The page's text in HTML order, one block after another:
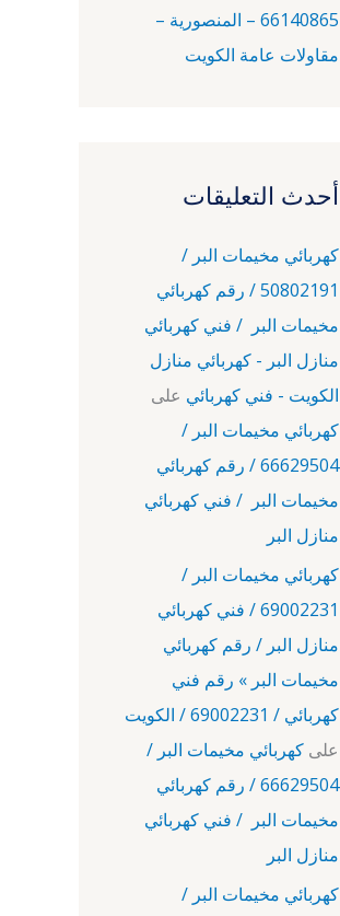
66140865 – المنصورية –
مقاولات عامة الكويت
أحدث التعليقات
كهربائي مخيمات البر /
50802191 / رقم كهربائي
مخيمات البر / فني كهربائي
منازل البر - كهربائي منازل
الكويت - فني كهربائي على
كهربائي مخيمات البر /
66629504 / رقم كهربائي
مخيمات البر / فني كهربائي
منازل البر
كهربائي مخيمات البر /
69002231 / فني كهربائي
منازل البر / رقم كهربائي
مخيمات البر » رقم فني
كهربائي / 69002231 / الكويت
على كهربائي مخيمات البر /
66629504 / رقم كهربائي
مخيمات البر / فني كهربائي
منازل البر
كهربائي مخيمات البر /